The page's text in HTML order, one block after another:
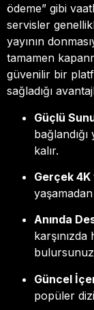
ödeme” gibi
servisler
yayının
tamamen
güvenilir bir
sağladığı
Güçlü
bağlandığı
kalır.
Gerçek
Anında
Güncel
popüler